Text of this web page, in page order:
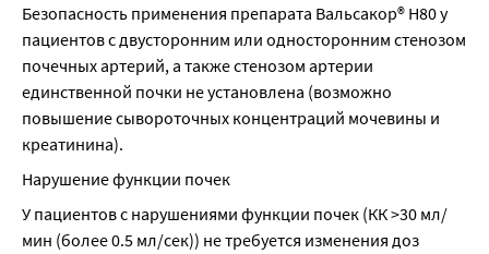
Безопасность применения препарата Вальсакор® Н80 у
пациентов с двусторонним или односторонним стенозом
почечных артерий, а также стенозом артерии
единственной почки не установлена (возможно
повышение сывороточных концентраций мочевины и
креатинина).
Нарушение функции почек
У пациентов с нарушениями функции почек (КК >30 мл/
мин (более 0.5 мл/сек)) не требуется изменения доз